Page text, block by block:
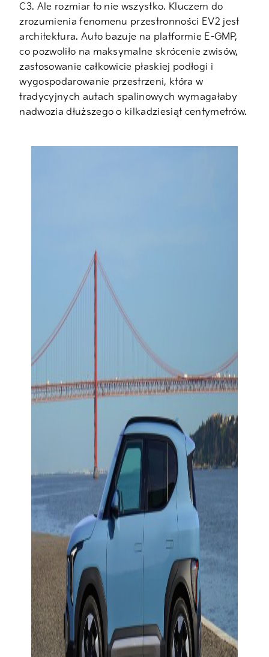
C3. Ale rozmiar to nie wszystko. Kluczem do
zrozumienia fenomenu przestronności EV2 jest
architektura. Auto bazuje na platformie E-GMP,
co pozwoliło na maksymalne skrócenie zwisów,
zastosowanie całkowicie płaskiej podłogi i
wygospodarowanie przestrzeni, która w
tradycyjnych autach spalinowych wymagałaby
nadwozia dłuższego o kilkadziesiąt centymetrów.